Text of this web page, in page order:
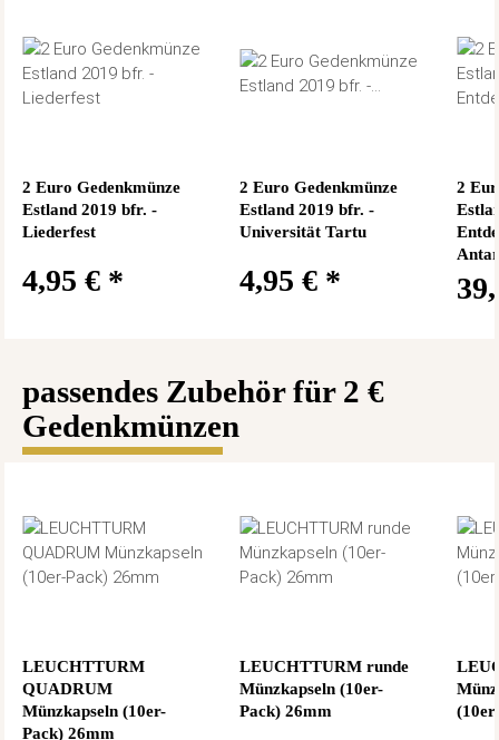
2 Euro Gedenkmünze
Estland 2019 bfr. -
Liederfest
4,95 € *
2 Euro Gedenkmünze
Estland 2019 bfr. -
Universität Tartu
4,95 € *
2
passendes Zubehör für 2 €
Gedenkmünzen
LEUCHTTURM
QUADRUM
Münzkapseln (10er-
Pack) 26mm
LEUCHTTURM runde
Münzkapseln (10er-
Pack) 26mm